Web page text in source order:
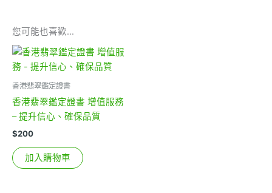
您可能也喜歡…
香港翡翠鑑定證書
香港翡翠鑑定證書 增值服務
– 提升信心、確保品質
$200
加入購物車